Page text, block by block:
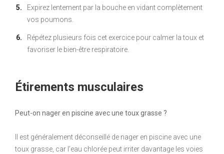
Expirez lentement par la bouche en vidant complètement
vos poumons.
Répétez plusieurs fois cet exercice pour calmer la toux et
favoriser le bien-être respiratoire.
Étirements musculaires
Peut-on nager en piscine avec une toux grasse ?
Il est généralement déconseillé de nager en piscine avec une
toux grasse, car l’eau chlorée peut irriter davantage les voies